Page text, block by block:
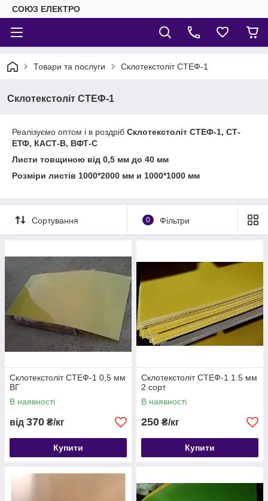
СОЮЗ ЕЛЕКТРО
Товари та послуги Склотекстоліт СТЕФ-1
Склотекстоліт СТЕФ-1
Реалізуємо оптом і в роздріб Склотекстоліт СТЕФ-1, СТ-
ЕТФ, КАСТ-В, ВФТ-С
Листи товщиною від 0,5 мм до 40 мм
Розміри листів 1000*2000 мм и 1000*1000 мм
Сортування 0 Фільтри
Склотекстоліт СТЕФ-1 0,5 мм
ВГ
В наявності
від 370 ₴/кг
Купити
Склотекстоліт СТЕФ-1 1.5 мм
2 сорт
В наявності
250 ₴/кг
Купити